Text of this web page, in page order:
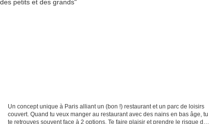
Un concept unique à Paris alliant un (bon !) restaurant et un parc de loisirs
couvert. Quand tu veux manger au restaurant avec des nains en bas âge, tu
te retrouves souvent face à 2 options. Te faire plaisir et prendre le risque de